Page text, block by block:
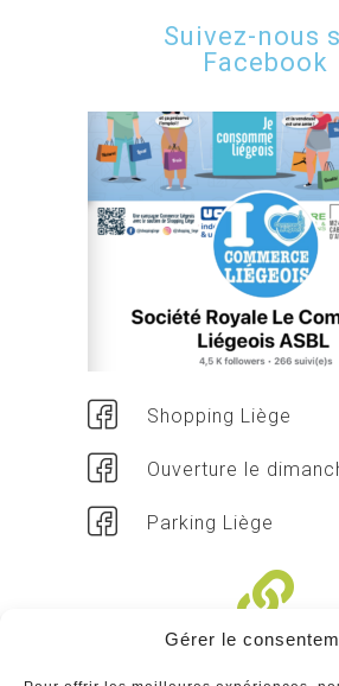
Gérer le
Suivez-nous
Facebook
Shopping Liège
Ouverture le
Parking Liège